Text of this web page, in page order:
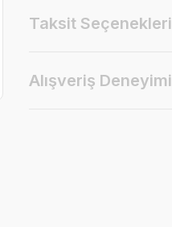
Taksit Seçenekleri
Alışveriş Deneyimi